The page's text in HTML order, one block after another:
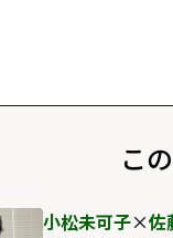
こ
小松未可子×佐